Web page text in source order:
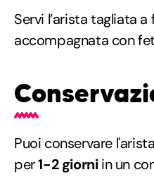
Servi l’arista tagliata
accompagnata con
Puoi conservare
per1-2 giorniin un